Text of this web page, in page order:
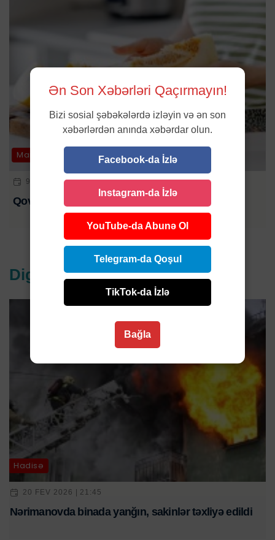
Maraqlı
9 AVQ 2026 | 11:40
Qovunu bu məhsullarla birlikdə yeməyin
Digər xəbərlər
Hadisə
20 FEV 2026 | 21:45
Nərimanovda binada yanğın, sakinlər təxliyə edildi
Ən Son Xəbərləri Qaçırmayın!
Bizi sosial şəbəkələrdə izləyin və ən son
xəbərlərdən anında xəbərdar olun.
Facebook-da İzlə
Instagram-da İzlə
YouTube-da Abunə Ol
Telegram-da Qoşul
TikTok-da İzlə
Bağla